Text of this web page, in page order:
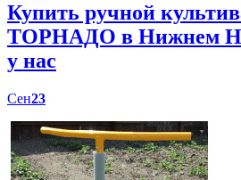
Купить ручной
ТОРНАДО в Нижнем
у нас
Сен23